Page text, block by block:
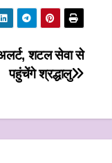
शटल सेवा से
पहुंचेंगे श्रद्धालु